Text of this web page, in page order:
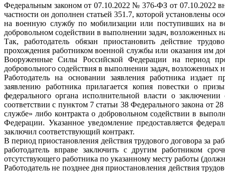
Федеральным законом от 07.10.2022 № 376-ФЗ от 07.10.2022
частности он дополнен статьей 351.7, которой установлены
на военную службу по мобилизации или поступивших на
добровольном содействии в выполнении задач,
Так, работодатель обязан приостановить действие
прохождения работником военной службы или оказания им
Вооруженные Силы Российской Федерации на период
добровольного содействия в выполнении задач,
Работодатель на основании заявления работника издает
заявлению работника прилагается копия повестки о
федерального органа исполнительной власти о
соответствии с пунктом 7 статьи 38 Федерального закона от
службе» либо контракта о добровольном содействии в
Федерации. Указанное уведомление предоставляется
заключил соответствующий контракт.
В период приостановления действия трудового договора за
работодатель вправе заключить с другим работником
отсутствующего работника по указанному месту работы
Работодатель не позднее дня приостановления действия